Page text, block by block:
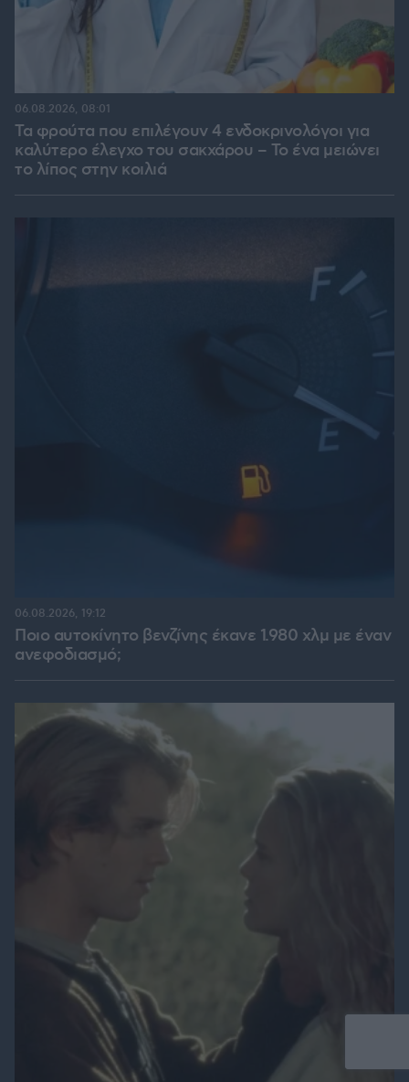
Τα φρούτα που επιλέγουν 4 ενδοκρινολόγοι για
καλύτερο έλεγχο του σακχάρου – Το ένα μειώνει
το λίπος στην κοιλιά
06.08.2026, 08:01
Ποιο αυτοκίνητο βενζίνης έκανε 1.980 χλμ με έναν
ανεφοδιασμό;
06.08.2026, 19:12